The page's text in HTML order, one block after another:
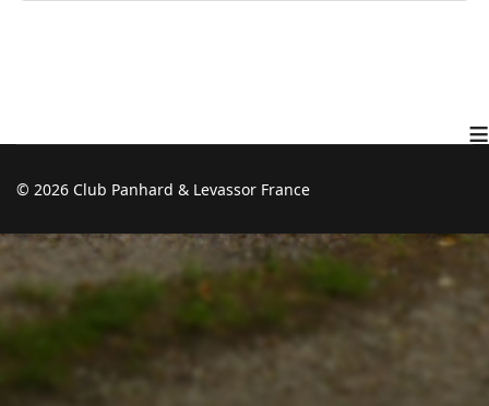
≡
© 2026 Club Panhard & Levassor France